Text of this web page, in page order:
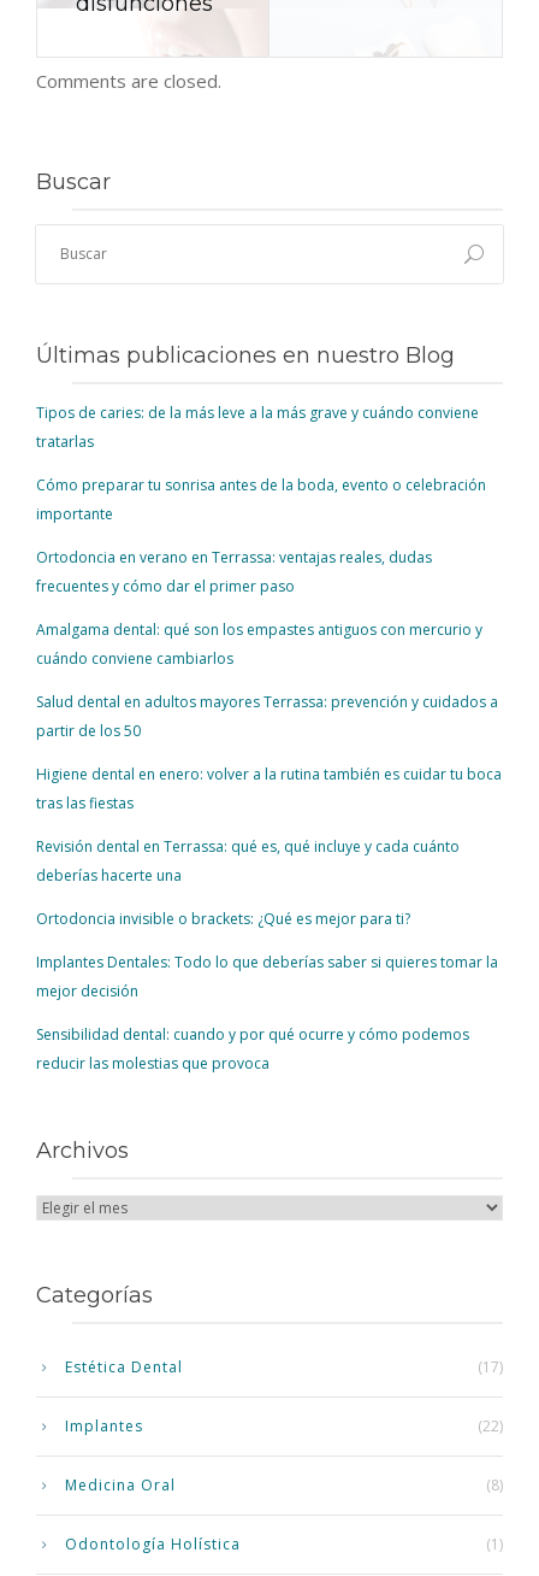
Comments are closed.
Buscar
Últimas publicaciones en nuestro Blog
Tipos de caries: de la más leve a la más grave y cuándo conviene
tratarlas
Cómo preparar tu sonrisa antes de la boda, evento o celebración
importante
Ortodoncia en verano en Terrassa: ventajas reales, dudas
frecuentes y cómo dar el primer paso
Amalgama dental: qué son los empastes antiguos con mercurio y
cuándo conviene cambiarlos
Salud dental en adultos mayores Terrassa: prevención y cuidados a
partir de los 50
Higiene dental en enero: volver a la rutina también es cuidar tu boca
tras las fiestas
Revisión dental en Terrassa: qué es, qué incluye y cada cuánto
deberías hacerte una
Ortodoncia invisible o brackets: ¿Qué es mejor para ti?
Implantes Dentales: Todo lo que deberías saber si quieres tomar la
mejor decisión
Sensibilidad dental: cuando y por qué ocurre y cómo podemos
reducir las molestias que provoca
Archivos
Categorías
Estética Dental (17)
Implantes (22)
Medicina Oral (8)
Odontología Holística (1)